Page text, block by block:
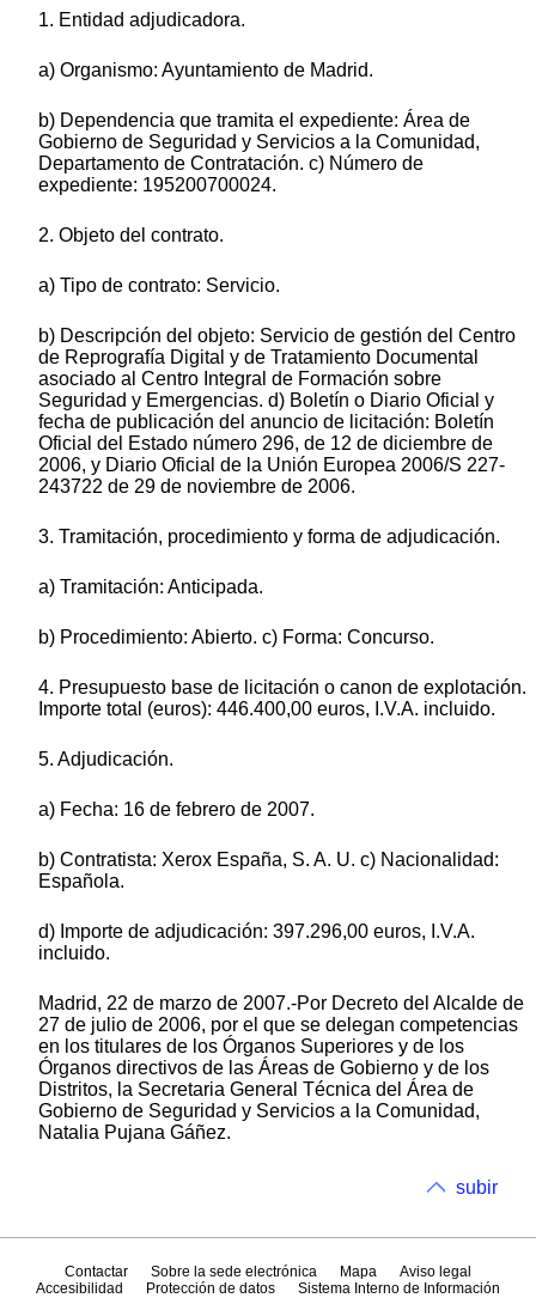
1. Entidad adjudicadora.
a) Organismo: Ayuntamiento de Madrid.
b) Dependencia que tramita el expediente: Área de
Gobierno de Seguridad y Servicios a la Comunidad,
Departamento de Contratación. c) Número de
expediente: 195200700024.
2. Objeto del contrato.
a) Tipo de contrato: Servicio.
b) Descripción del objeto: Servicio de gestión del Centro
de Reprografía Digital y de Tratamiento Documental
asociado al Centro Integral de Formación sobre
Seguridad y Emergencias. d) Boletín o Diario Oficial y
fecha de publicación del anuncio de licitación: Boletín
Oficial del Estado número 296, de 12 de diciembre de
2006, y Diario Oficial de la Unión Europea 2006/S 227-
243722 de 29 de noviembre de 2006.
3. Tramitación, procedimiento y forma de adjudicación.
a) Tramitación: Anticipada.
b) Procedimiento: Abierto. c) Forma: Concurso.
4. Presupuesto base de licitación o canon de explotación.
Importe total (euros): 446.400,00 euros, I.V.A. incluido.
5. Adjudicación.
a) Fecha: 16 de febrero de 2007.
b) Contratista: Xerox España, S. A. U. c) Nacionalidad:
Española.
d) Importe de adjudicación: 397.296,00 euros, I.V.A.
incluido.
Madrid, 22 de marzo de 2007.-Por Decreto del Alcalde de
27 de julio de 2006, por el que se delegan competencias
en los titulares de los Órganos Superiores y de los
Órganos directivos de las Áreas de Gobierno y de los
Distritos, la Secretaria General Técnica del Área de
Gobierno de Seguridad y Servicios a la Comunidad,
Natalia Pujana Gáñez.
subir
Contactar Sobre la sede electrónica Mapa
Aviso legal
Accesibilidad
Protección de datos
Sistema Interno de Información